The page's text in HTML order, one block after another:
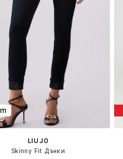
LIU JO
Skinny Fit Дънки